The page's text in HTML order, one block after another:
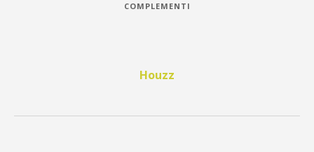
COMPLEMENTI
Houzz